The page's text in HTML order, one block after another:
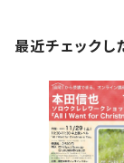
最近チェックし